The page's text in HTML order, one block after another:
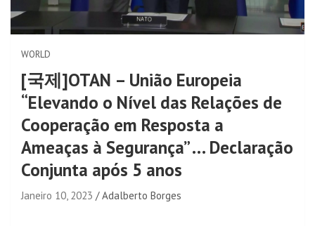
WORLD
[국제]OTAN – União Europeia
“Elevando o Nível das Relações de
Cooperação em Resposta a
Ameaças à Segurança” … Declaração
Conjunta após 5 anos
Janeiro 10, 2023 Adalberto Borges